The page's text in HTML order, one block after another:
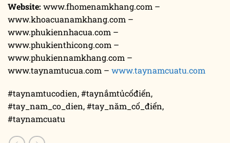
Website: www.fhomenamkhang.com –
www.khoacuanamkhang.com –
www.phukiennhacua.com –
www.phukienthicong.com –
www.phukiennamkhang.com –
www.taynamtucua.com – www.taynamcuatu.com
#taynamtucodien, #taynắmtủcổđiển,
#tay_nam_co_dien, #tay_năm_cổ_điển,
#taynamcuatu